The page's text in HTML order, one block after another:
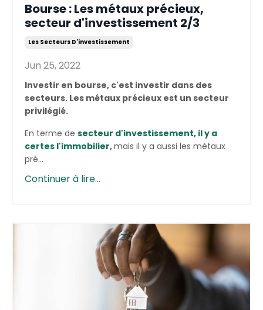
Bourse : Les métaux précieux,
secteur d'investissement 2/3
Les Secteurs D'investissement
Jun 25, 2022
Investir en bourse, c'est investir dans des
secteurs. Les métaux précieux est un secteur
privilégié.
En terme de secteur d'investissement, il y a
certes l'immobilier,mais il y a aussi les métaux
pré...
Continuer à lire...